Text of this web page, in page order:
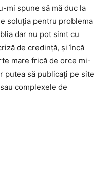
mi spune să mă duc la
soluţia pentru problema
dar nu pot simt cu
de credinţă, şi încă
mare frică de orce mi-
putea să publicaţi pe site
complexele de